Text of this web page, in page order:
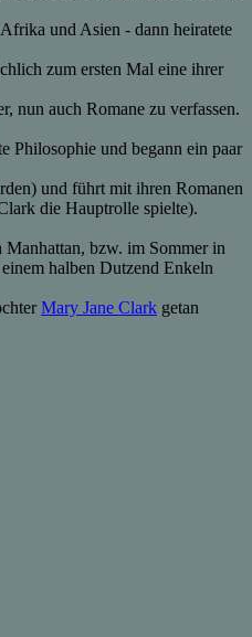
und Asien - dann heiratete
zum ersten Mal eine ihrer
nun auch Romane zu verfassen.
Philosophie und begann ein paar
und führt mit ihren Romanen
die Hauptrolle spielte).
bzw. im Sommer in
halben Dutzend Enkeln
Mary Jane Clark getan